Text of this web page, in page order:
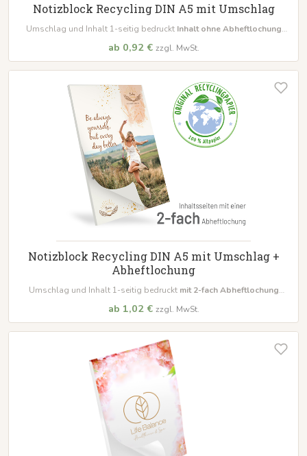
Notizblock Recycling DIN A5 mit Umschlag
Umschlag und Inhalt 1-seitig bedruckt Inhalt ohne Abheftlochung
ab 0,92 € zzgl. MwSt.
Notizblock Recycling DIN A5 mit Umschlag +
Abheftlochung
Umschlag und Inhalt 1-seitig bedruckt mit 2-fach Abheftlochung
ab 1,02 € zzgl. MwSt.